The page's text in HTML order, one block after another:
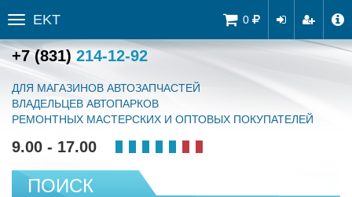
0
Toggle
sidebar
EKT
+7 (831) 214-12-92
ДЛЯ МАГАЗИНОВ АВТОЗАПЧАСТЕЙ
ВЛАДЕЛЬЦЕВ АВТОПАРКОВ
РЕМОНТНЫХ МАСТЕРСКИХ И ОПТОВЫХ ПОКУПАТЕЛЕЙ
9.00 - 17.00
ПОИСК